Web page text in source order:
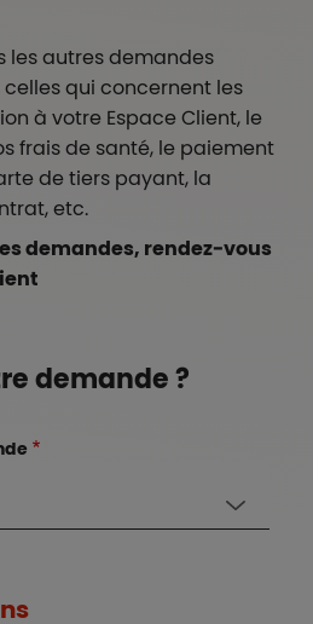
les autres demandes
qui concernent les
à votre Espace Client, le
frais de santé, le paiement
de tiers payant, la
etc.
demandes, rendez-vous
demande ?